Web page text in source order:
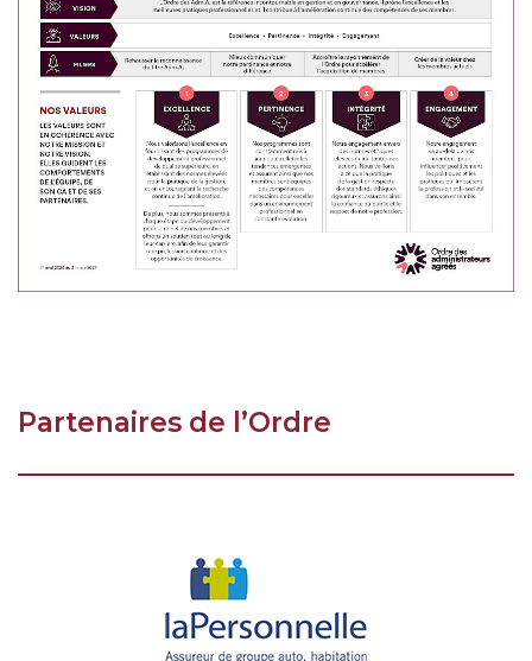
Partenaires de l’Ordre